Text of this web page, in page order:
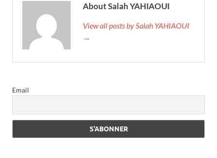
About Salah YAHIAOUI
View all posts by Salah YAHIAOUI
→
Email